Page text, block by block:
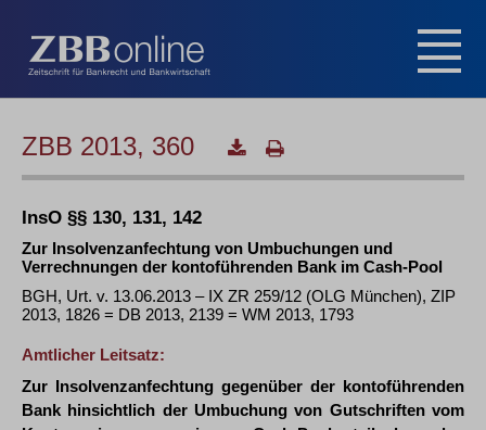
ZBB 2013, 360
InsO §§ 130, 131, 142
Zur Insolvenzanfechtung von Umbuchungen und
Verrechnungen der kontoführenden Bank im Cash-Pool
BGH, Urt. v. 13.06.2013 – IX ZR 259/12 (OLG München), ZIP
2013, 1826 = DB 2013, 2139 = WM 2013, 1793
Amtlicher Leitsatz:
Zur Insolvenzanfechtung gegenüber der kontoführenden
Bank hinsichtlich der Umbuchung von Gutschriften vom